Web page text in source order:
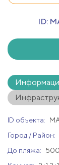
ID:
ID объекта:
Город / Район:
До пляжа: